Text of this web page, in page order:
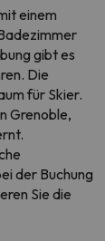
einem
gibt es
Die
für Skier.
Grenoble,
der Buchung
Sie die